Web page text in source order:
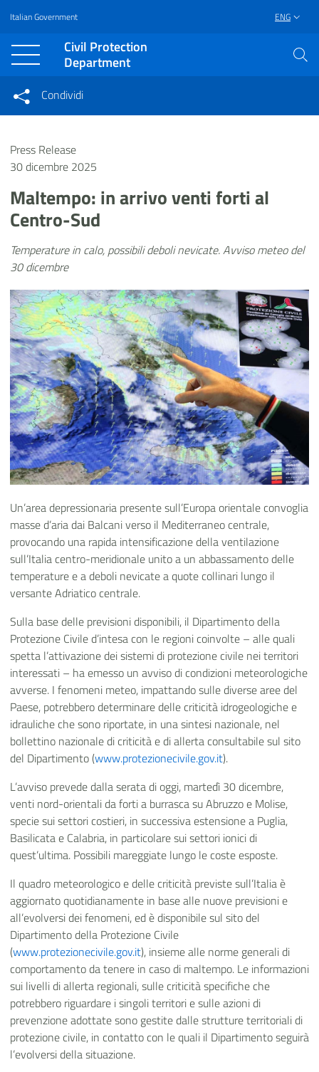
Vai al contenuto principale
Raggiungi il piè di pagina
Italian Government ENG
Civil Protection
Department
Condividi su Facebook
Condividi su LinkedIn
Condividi
Condividi sui social network
Press Release
30 dicembre 2025
Maltempo: in arrivo venti forti al
Centro-Sud
Temperature in calo, possibili deboli nevicate. Avviso meteo del
30 dicembre
Un’area depressionaria presente sull’Europa orientale convoglia
masse d’aria dai Balcani verso il Mediterraneo centrale,
provocando una rapida intensificazione della ventilazione
sull’Italia centro-meridionale unito a un abbassamento delle
temperature e a deboli nevicate a quote collinari lungo il
versante Adriatico centrale.
Sulla base delle previsioni disponibili, il Dipartimento della
Protezione Civile d’intesa con le regioni coinvolte – alle quali
spetta l’attivazione dei sistemi di protezione civile nei territori
interessati – ha emesso un avviso di condizioni meteorologiche
avverse. I fenomeni meteo, impattando sulle diverse aree del
Paese, potrebbero determinare delle criticità idrogeologiche e
idrauliche che sono riportate, in una sintesi nazionale, nel
bollettino nazionale di criticità e di allerta consultabile sul sito
del Dipartimento (www.protezionecivile.gov.it).
L’avviso prevede dalla serata di oggi, martedì 30 dicembre,
venti nord-orientali da forti a burrasca su Abruzzo e Molise,
specie sui settori costieri, in successiva estensione a Puglia,
Basilicata e Calabria, in particolare sui settori ionici di
quest’ultima. Possibili mareggiate lungo le coste esposte.
Il quadro meteorologico e delle criticità previste sull’Italia è
aggiornato quotidianamente in base alle nuove previsioni e
all’evolversi dei fenomeni, ed è disponibile sul sito del
Dipartimento della Protezione Civile
(www.protezionecivile.gov.it), insieme alle norme generali di
comportamento da tenere in caso di maltempo. Le informazioni
sui livelli di allerta regionali, sulle criticità specifiche che
potrebbero riguardare i singoli territori e sulle azioni di
prevenzione adottate sono gestite dalle strutture territoriali di
protezione civile, in contatto con le quali il Dipartimento seguirà
l’evolversi della situazione.